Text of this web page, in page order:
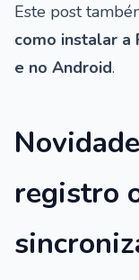
Este post
como instalar a
e no Android.
registro